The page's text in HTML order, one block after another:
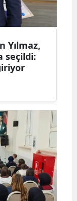
Yılmaz,
seçildi: